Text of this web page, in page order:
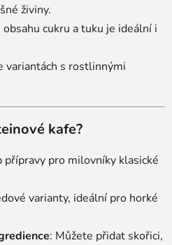
živiny.
cukru a tuku je ideální i
variantách s rostlinnými
kafe?
přípravy pro milovníky klasické
varianty, ideální pro horké
: Můžete přidat skořici,